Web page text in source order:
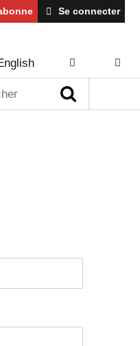
Se connecter
AIDE